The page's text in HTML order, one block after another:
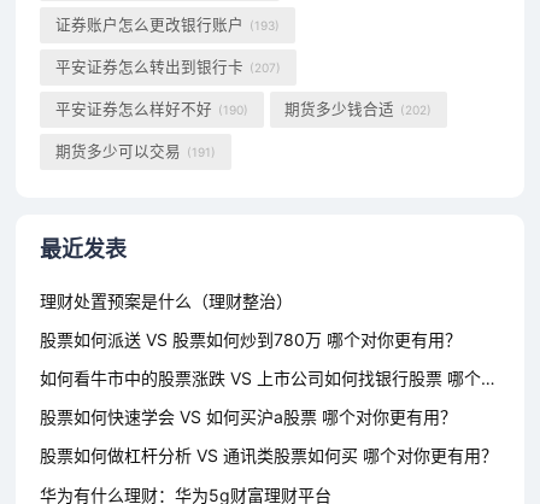
证券账户怎么更改银行账户 (193)
平安证券怎么转出到银行卡 (207)
平安证券怎么样好不好 (190) 期货多少钱合适 (202)
期货多少可以交易 (191)
最近发表
理财处置预案是什么（理财整治）
股票如何派送 VS 股票如何炒到780万 哪个对你更有用？
如何看牛市中的股票涨跌 VS 上市公司如何找银行股票 哪个对你更有用？
股票如何快速学会 VS 如何买沪a股票 哪个对你更有用？
股票如何做杠杆分析 VS 通讯类股票如何买 哪个对你更有用？
华为有什么理财：华为5g财富理财平台